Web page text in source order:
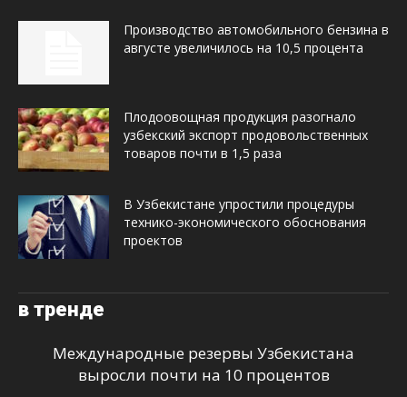
Производство автомобильного бензина в
августе увеличилось на 10,5 процента
Плодоовощная продукция разогнало
узбекский экспорт продовольственных
товаров почти в 1,5 раза
В Узбекистане упростили процедуры
технико-экономического обоснования
проектов
в тренде
Международные резервы Узбекистана
выросли почти на 10 процентов